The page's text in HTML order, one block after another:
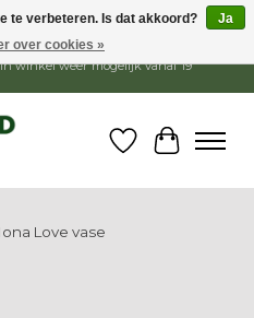
blijft open. Bestellingen
winkel weer mogelijk vanaf 19
Verlanglijst
Love vase
te verbeteren. Is dat akkoord?
Ja
over cookies »